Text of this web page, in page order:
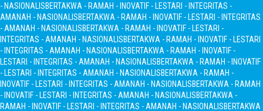
- NASIONALISBERTAKWA - RAMAH - INOVATIF - LESTARI - INTEGRITAS -
AMANAH - NASIONALISBERTAKWA - RAMAH - INOVATIF - LESTARI - INTEGRITAS
- AMANAH - NASIONALISBERTAKWA - RAMAH - INOVATIF - LESTARI -
INTEGRITAS - AMANAH - NASIONALISBERTAKWA - RAMAH - INOVATIF - LESTARI
- INTEGRITAS - AMANAH - NASIONALISBERTAKWA - RAMAH - INOVATIF -
LESTARI - INTEGRITAS - AMANAH - NASIONALISBERTAKWA - RAMAH - INOVATIF
- LESTARI - INTEGRITAS - AMANAH - NASIONALISBERTAKWA - RAMAH -
INOVATIF - LESTARI - INTEGRITAS - AMANAH - NASIONALISBERTAKWA - RAMAH
- INOVATIF - LESTARI - INTEGRITAS - AMANAH - NASIONALISBERTAKWA -
RAMAH - INOVATIF - LESTARI - INTEGRITAS - AMANAH - NASIONALISBERTAKWA